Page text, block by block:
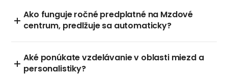
Ako funguje ročné predplatné na Mzdové
centrum, predlžuje sa automaticky?
Aké ponúkate vzdelávanie v oblasti miezd a
personalistiky?